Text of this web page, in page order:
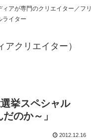
アが専門のクリエイター／フリ
ライター
クリエイター）
挙スペシャル
のか～」
2012.12.16